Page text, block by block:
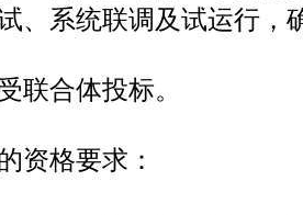
、系统联调及试运行，
合体投标。
格要求：